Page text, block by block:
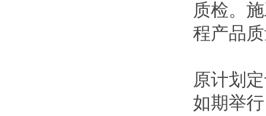
质检。
程产品
原计划
如期举